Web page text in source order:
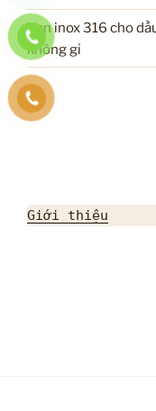
Van inox 316 cho
không gỉ
Giới thiệu